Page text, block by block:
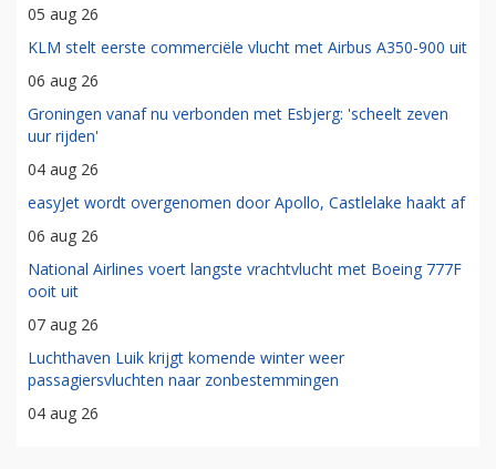
05 aug 26
KLM stelt eerste commerciële vlucht met Airbus A350-900 uit
06 aug 26
Groningen vanaf nu verbonden met Esbjerg: 'scheelt zeven
uur rijden'
04 aug 26
easyJet wordt overgenomen door Apollo, Castlelake haakt af
06 aug 26
National Airlines voert langste vrachtvlucht met Boeing 777F
ooit uit
07 aug 26
Luchthaven Luik krijgt komende winter weer
passagiersvluchten naar zonbestemmingen
04 aug 26